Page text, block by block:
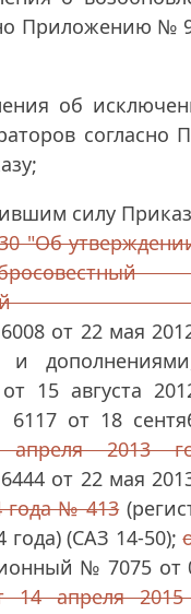
Приложению №
об
силу
"Об
от 22 мая
15 августа
от 18
2013
от 22 мая
года № 413
года) (САЗ 14-50);
№ 7075 от
14 апреля